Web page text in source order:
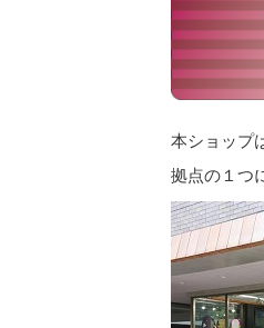
本ショップ
拠点の１つ